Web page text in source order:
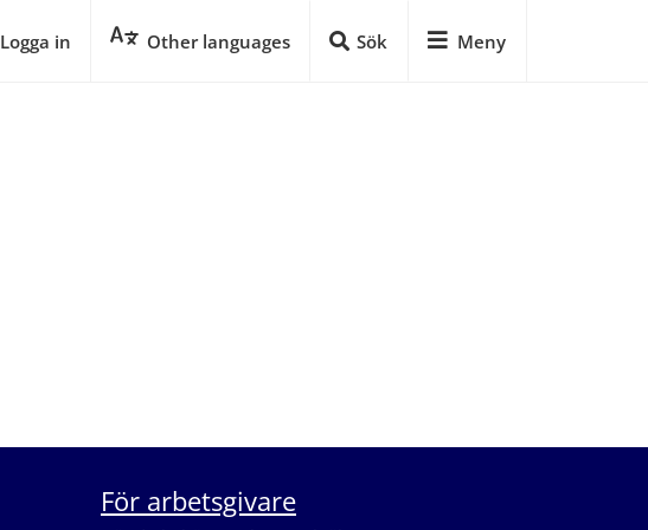
Logga in Other languages Sök Meny
För arbetsgivare